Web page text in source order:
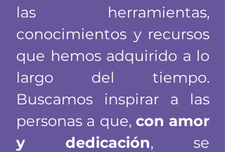
las herramientas,
conocimientos y recursos
que hemos adquirido a lo
largo del tiempo.
Buscamos inspirar a las
personas a que, con amor
y dedicación, se